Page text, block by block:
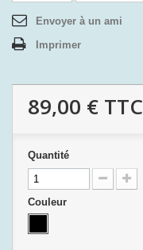
Envoyer à un ami
Imprimer
89,00 € TTC
Quantité
Couleur